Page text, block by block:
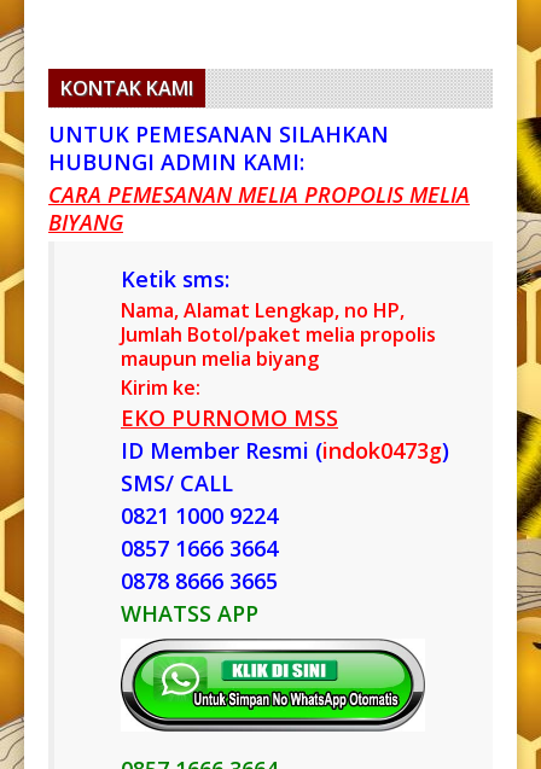
KONTAK KAMI
UNTUK PEMESANAN SILAHKAN
HUBUNGI ADMIN KAMI:
CARA PEMESANAN MELIA PROPOLIS MELIA
BIYANG
Ketik sms:
Nama, Alamat Lengkap, no HP,
Jumlah Botol/paket melia propolis
maupun melia biyang
Kirim ke:
EKO PURNOMO MSS
ID Member Resmi (indok0473g)
SMS/ CALL
0821 1000 9224
0857 1666 3664
0878 8666 3665
WHATSS APP